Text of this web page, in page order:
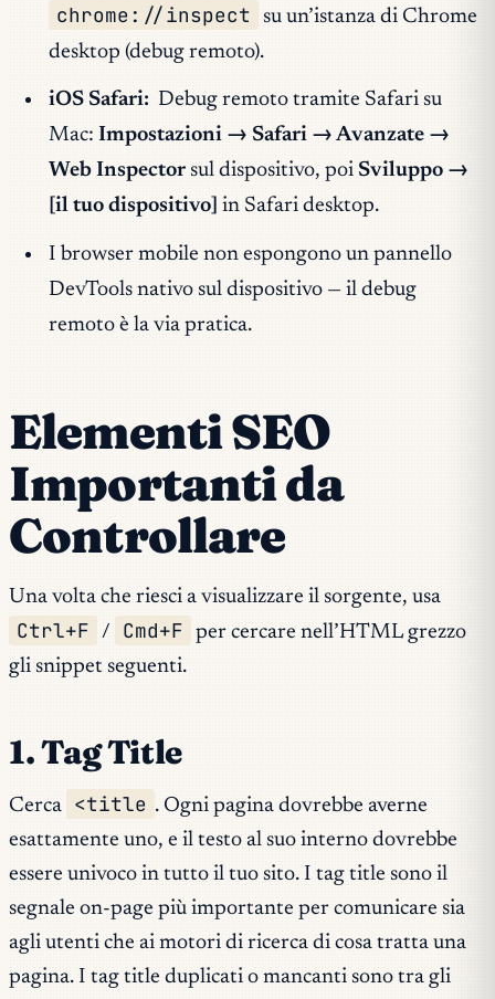
chrome://inspect
su un’istanza di Chrome
desktop (debug remoto).
iOS Safari: Debug remoto tramite Safari su
Mac: Impostazioni → Safari → Avanzate →
Web Inspectorsul dispositivo, poi Sviluppo →
[il tuo dispositivo] in Safari desktop.
I browser mobile non espongono un pannello
DevTools nativo sul dispositivo — il debug
remoto è la via pratica.
Elementi SEO
Importanti da
Controllare
Una volta che riesci a visualizzare il sorgente, usa
Ctrl+F / Cmd+F
per cercare nell’HTML grezzo
gli snippet seguenti.
1. Tag Title
Cerca <title . Ogni pagina dovrebbe averne
esattamente uno, e il testo al suo interno dovrebbe
essere univoco in tutto il tuo sito. I tag title sono il
segnale on-page più importante per comunicare sia
agli utenti che ai motori di ricerca di cosa tratta una
pagina. I tag title duplicati o mancanti sono tra gli